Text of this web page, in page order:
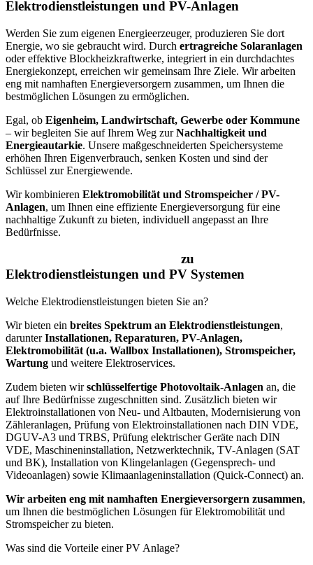
Elektrodienstleistungen und PV-Anlagen
Werden Sie zum eigenen Energieerzeuger, produzieren Sie dort
Energie, wo sie gebraucht wird. Durch ertragreiche Solaranlagen
oder effektive Blockheizkraftwerke, integriert in ein durchdachtes
Energiekonzept, erreichen wir gemeinsam Ihre Ziele. Wir arbeiten
eng mit namhaften Energieversorgern zusammen, um Ihnen die
bestmöglichen Lösungen zu ermöglichen.
Egal, ob Eigenheim, Landwirtschaft, Gewerbe oder Kommune
– wir begleiten Sie auf Ihrem Weg zurNachhaltigkeit und
Energieautarkie. Unsere maßgeschneiderten Speichersysteme
erhöhen Ihren Eigenverbrauch, senken Kosten und sind der
Schlüssel zur Energiewende.
Wir kombinieren Elektromobilität und Stromspeicher / PV-
Anlagen, um Ihnen eine effiziente Energieversorgung für eine
nachhaltige Zukunft zu bieten, individuell angepasst an Ihre
Bedürfnisse.
zu
Elektrodienstleistungen und PV Systemen
Welche Elektrodienstleistungen bieten Sie an?
Wir bieten ein breites Spektrum an Elektrodienstleistungen,
darunterInstallationen, Reparaturen, PV-Anlagen,
Elektromobilität (u.a. Wallbox Installationen), Stromspeicher,
Wartung und weitere Elektroservices.
Zudem bieten wirschlüsselfertige Photovoltaik-Anlagen an, die
auf Ihre Bedürfnisse zugeschnitten sind. Zusätzlich bieten wir
Elektroinstallationen von Neu- und Altbauten, Modernisierung von
Zähleranlagen, Prüfung von Elektroinstallationen nach DIN VDE,
DGUV-A3 und TRBS, Prüfung elektrischer Geräte nach DIN
VDE, Maschineninstallation, Netzwerktechnik, TV-Anlagen (SAT
und BK), Installation von Klingelanlagen (Gegensprech- und
Videoanlagen) sowie Klimaanlageninstallation (Quick-Connect) an.
Wir arbeiten eng mit namhaften Energieversorgern zusammen,
um Ihnen die bestmöglichen Lösungen für Elektromobilität und
Stromspeicher zu bieten.
Was sind die Vorteile einer PV Anlage?